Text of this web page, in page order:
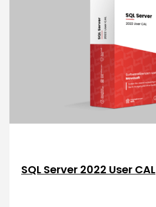
SQL Server 2022 User CAL